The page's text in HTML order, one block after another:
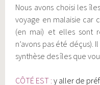
Nous avons choisi les
voyage en malaisie car
(en mai) et elles sont
n’avons pas été déçus).
synthèse des îles que
CÔTÉ EST : y aller de